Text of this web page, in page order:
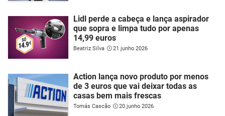
Lidl perde a cabeça e lança aspirador
que sopra e limpa tudo por apenas
14,99 euros
Beatriz Silva 21 junho 2026
Action lança novo produto por menos
de 3 euros que vai deixar todas as
casas bem mais frescas
Tomás Cascão 20 junho 2026